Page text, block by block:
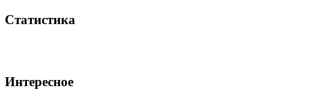
Статистика
Интересное